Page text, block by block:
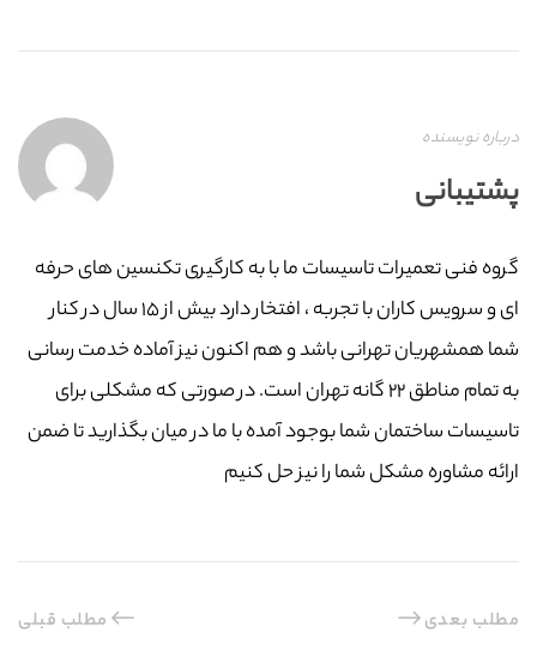
درباره نویسنده
پشتیبانی
گروه فنی تعمیرات تاسیسات ما با به‌ کارگیری تکنسین های حرفه
ای و سرویس کاران با تجربه ، افتخار دارد بیش از ۱۵ سال در کنار
شما همشهریان تهرانی باشد و هم اکنون نیز آماده خدمت رسانی
به تمام مناطق ۲۲ گانه تهران است. در صورتی که مشکلی برای
تاسیسات ساختمان شما بوجود آمده با ما در میان بگذارید تا ضمن
ارائه مشاوره مشکل شما را نیز حل کنیم
مطلب قبلی مطلب بعدی